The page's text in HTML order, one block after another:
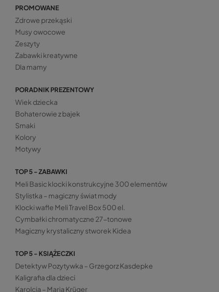
PROMOWANE
Zdrowe przekąski
Musy owocowe
Zeszyty
Zabawki kreatywne
Dla mamy
PORADNIK PREZENTOWY
Wiek dziecka
Bohaterowie z bajek
Smaki
Kolory
Motywy
TOP 5 - ZABAWKI
Meli Basic klocki konstrukcyjne 300 elementów
Stylistka – magiczny świat mody
Klocki wafle Meli Travel Box 500 el.
Cymbałki chromatyczne 27-tonowe
Magiczny krystaliczny stworek Kidea
TOP 5 - KSIĄŻECZKI
Detektyw Pozytywka – Grzegorz Kasdepke
Kaligrafia dla dzieci
Karolcia – Maria Krüger